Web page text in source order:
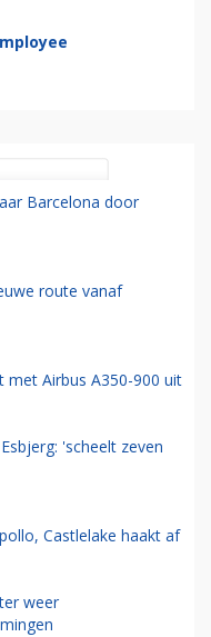
Barcelona door
route vanaf
met Airbus A350-900 uit
'scheelt zeven
Castlelake haakt af
weer